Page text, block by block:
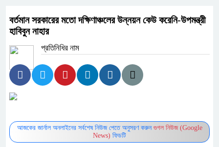
বর্তমান সরকারের মতো দক্ষিণাঞ্চলের উন্নয়ন কেউ করেনি-উপমন্ত্রী
হাবিবুন নাহার
প্রতিনিধির নাম
আজকের জার্নাল অনলাইনের সর্বশেষ নিউজ পেতে অনুসরণ করুন গুগল নিউজ (Google
News) ফিডটি